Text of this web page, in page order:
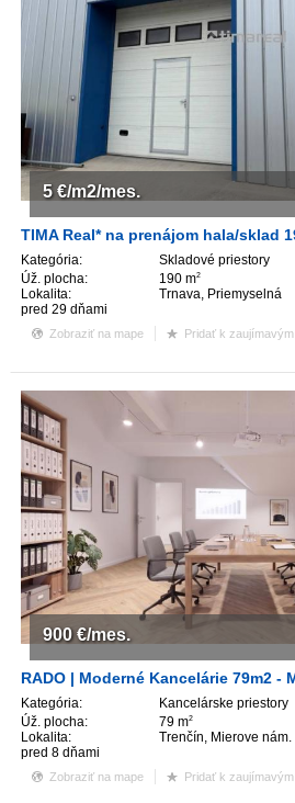
Kategória:
Skladové priestory
Úž. plocha:
190 m2
Lokalita:
Trnava, Priemyselná
pred 29 dňami
5 €/m2/mes.
Zobraziť na mape Pridať k zaujímavým
Kategória:
Kancelárske priestory
Úž. plocha:
79 m2
Lokalita:
Trenčín, Mierove nám.
pred 8 dňami
900 €/mes.
Zobraziť na mape Pridať k zaujímavým